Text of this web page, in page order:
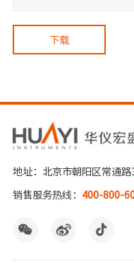
下载
地址：北京市朝阳区常通
销售服务热线： 400-800-